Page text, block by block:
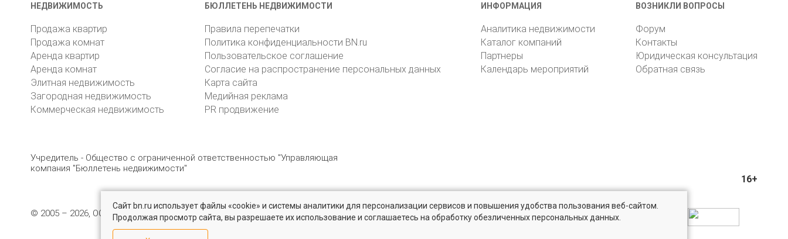
НЕДВИЖИМОСТЬ
Продажа квартир
Продажа комнат
Аренда квартир
Аренда комнат
Элитная недвижимость
Загородная недвижимость
Коммерческая недвижимость
БЮЛЛЕТЕНЬ НЕДВИЖИМОСТИ
Правила перепечатки
Политика конфиденциальности BN.ru
Пользовательское соглашение
Согласие на распространение персональных данных
Карта сайта
Медийная реклама
PR продвижение
ИНФОРМАЦИЯ
Аналитика недвижимости
Каталог компаний
Партнеры
Календарь мероприятий
ВОЗНИКЛИ ВОПРОСЫ
Форум
Контакты
Юридическая консультация
Обратная связь
Учредитель - Общество с ограниченной ответственностью "Управляющая
компания "Бюллетень недвижимости"
16+
© 2005 – 2026, ООО «УК «БН» 8 (812) 331-93-56 196105, Санкт-Петербург, пр. Юрия Гагарина, 1 reklama@bn.ru
Сайт bn.ru использует файлы «cookie» и системы аналитики для персонализации сервисов и повышения удобства пользования веб-сайтом.
Продолжая просмотр сайта, вы разрешаете их использование и соглашаетесь на обработку обезличенных персональных данных.